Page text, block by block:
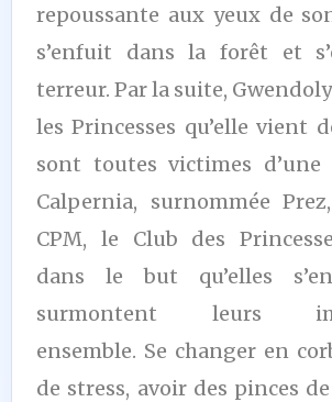
repoussante aux yeux de
s’enfuit dans la forêt et
terreur. Par la suite,
les Princesses qu’elle vient
sont toutes victimes d’une
Calpernia, surnommée
CPM, le Club des
dans le but qu’elles
surmontent leurs
ensemble. Se changer en
de stress, avoir des pinces